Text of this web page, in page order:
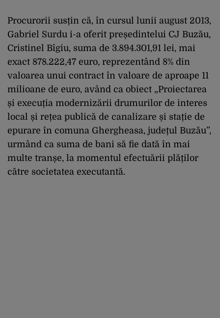
Procurorii susțin că, în cursul lunii august 2013,
Gabriel Surdu i-a oferit președintelui CJ Buzău,
Cristinel Bîgiu, suma de 3.894.301,91 lei, mai
exact 878.222,47 euro, reprezentând 8% din
valoarea unui contract în valoare de aproape 11
milioane de euro, având ca obiect „Proiectarea
și execuția modernizării drumurilor de interes
local și rețea publică de canalizare și stație de
epurare în comuna Ghergheasa, județul Buzău”,
urmând ca suma de bani să fie dată în mai
multe tranșe, la momentul efectuării plăților
către societatea executantă.